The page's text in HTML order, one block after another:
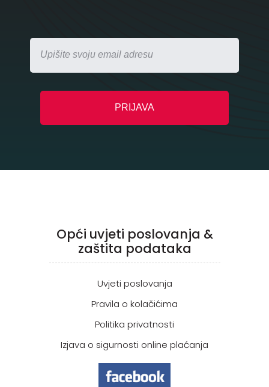
Opći uvjeti poslovanja &
zaštita podataka
Uvjeti poslovanja
Pravila o kolačićima
Politika privatnosti
Izjava o sigurnosti online plaćanja